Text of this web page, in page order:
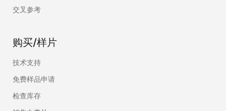
交叉参考
购买/样片
技术支持
免费样品申请
检查库存